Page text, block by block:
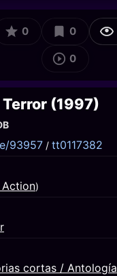
0 0
0
(1997)
93957 / tt0117382
Action)
cortas / Antología